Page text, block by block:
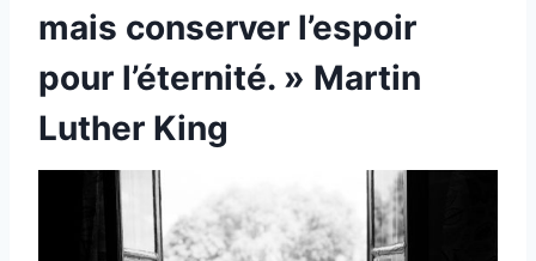
mais conserver l’espoir
pour l’éternité. » Martin
Luther King